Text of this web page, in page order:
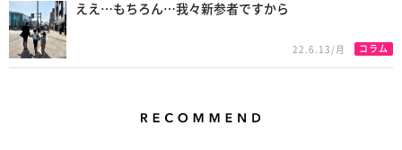
ええ…もちろん…我々新参者ですから
22.6.13/月 コラム